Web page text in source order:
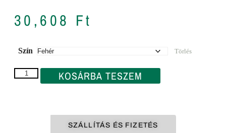
30,608 Ft
Szín Törlés
KOSÁRBA TESZEM
SZÁLLÍTÁS ÉS FIZETÉS